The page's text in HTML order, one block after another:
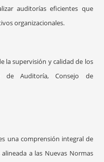
auditorías eficientes que
organizacionales.
la supervisión y calidad de los
de Auditoría, Consejo de
una comprensión integral de
a las Nuevas Normas